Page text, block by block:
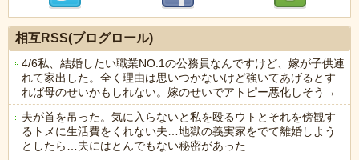
相互RSS(ブログロール)
4/6私、結婚したい職業NO.1の公務員なんですけど、嫁が子供連
れて家出した。全く理由は思いつかないけど強いてあげるとす
れば母のせいかもしれない。嫁のせいでアトピー悪化しそう→
夫が首を吊った。気に入らないと私を殴るウトとそれを傍観す
るトメに生活費をくれない夫…地獄の義実家をでて離婚しよう
としたら…夫にはとんでもない秘密があった